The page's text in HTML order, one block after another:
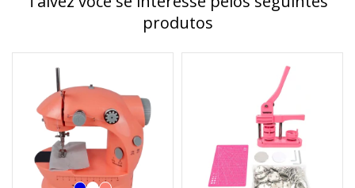
produtos